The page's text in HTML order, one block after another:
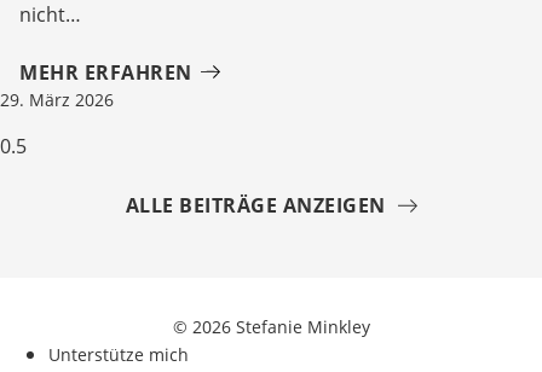
nicht
MEHR ERFAHREN
29. März 2026
ALLE BEITRÄGE ANZEIGEN
© 2026 Stefanie Minkley
Unterstütze mich